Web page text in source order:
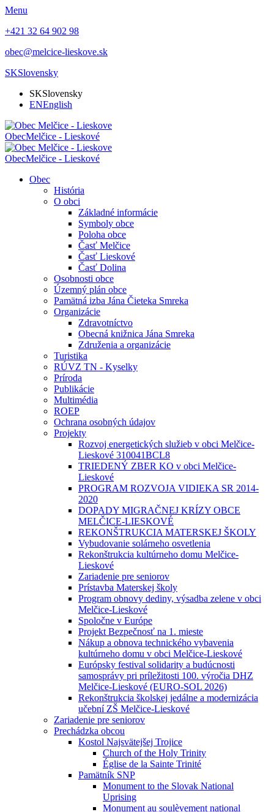
Menu
+421 32 64 902 98
obec@melcice-lieskove.sk
SKSlovensky
SKSlovensky
ENEnglish
ObecMelčice - Lieskové
ObecMelčice - Lieskové
Obec
História
O obci
Základné informácie
Symboly obce
Poloha obce
Časť Melčice
Časť Lieskové
Časť Dolina
Osobnosti obce
Územný plán obce
Pamätná izba Jána Čieteka Smreka
Organizácie
Zdravotníctvo
Obecná knižnica Jána Smreka
Združenia a organizácie
Turistika
RÚVZ TN - Kyselky
Príroda
Publikácie
Multimédia
ROEP
Ochrana osobných údajov
Projekty
Rozvoj energetických služieb v obci Melčice-
Lieskové 310041BCL8
TRIEDENÝ ZBER KO v obci Melčice-
Lieskové
PROGRAM ROZVOJA VIDIEKA SR 2014-
2020
DOPADY MIGRAČNEJ KRÍZY OBCE
MELČICE-LIESKOVÉ
REKONŠTRUKCIA MATERSKEJ ŠKOLY
Vybudovanie solárneho osvetlenia
Rekonštrukcia kultúrneho domu Melčice-
Lieskové
Zariadenie pre seniorov
Prístavba Materskej školy
Program obnovy dediny, výsadba zelene v obci
Melčice-Lieskové
Spoločne v Európe
Projekt Bezpečnosť na 1. mieste
Nákup a obnova technického vybavenia
kultúrneho domu v obci Melčice-Lieskové
Európsky festival solidarity a budúcnosti
samosprávy pri príležitosti 100. výročia DHZ
Melčice-Lieskové (EURO-SOL 2026)
Rekonštrukcia školskej jedálne a modernizácia
učební ZŠ Melčice-Lieskové
Zariadenie pre seniorov
Prechádzka obcou
Kostol Najsvätejšej Trojice
Church of the Holy Trinity
Église de la Sainte Trinité
Pamätník SNP
Monument to the Slovak National
Uprising
Monument au soulèvement national